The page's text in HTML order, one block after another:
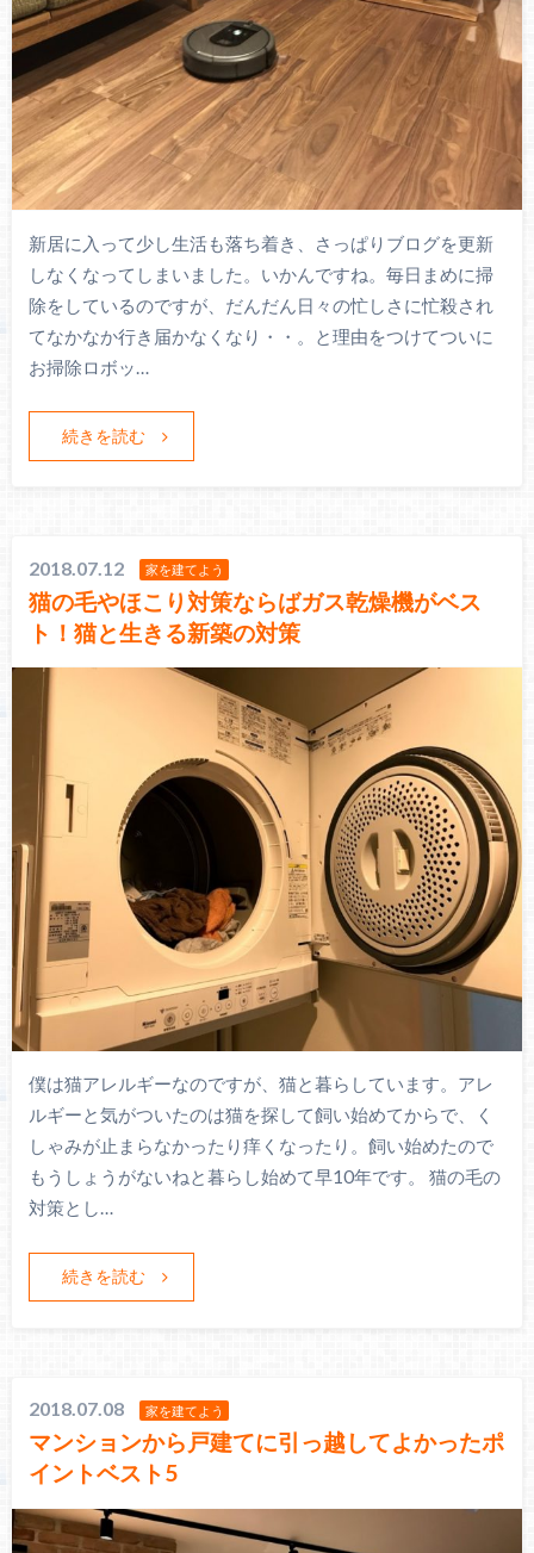
新居に入って少し生活も落ち着き、さっぱりブログを更新
しなくなってしまいました。いかんですね。毎日まめに掃
除をしているのですが、だんだん日々の忙しさに忙殺され
てなかなか行き届かなくなり・・。と理由をつけてついに
お掃除ロボッ…
続きを読む
2018.07.12 家を建てよう
猫の毛やほこり対策ならばガス乾燥機がベス
ト！猫と生きる新築の対策
僕は猫アレルギーなのですが、猫と暮らしています。アレ
ルギーと気がついたのは猫を探して飼い始めてからで、く
しゃみが止まらなかったり痒くなったり。飼い始めたので
もうしょうがないねと暮らし始めて早10年です。 猫の毛の
対策とし…
続きを読む
2018.07.08 家を建てよう
マンションから戸建てに引っ越してよかったポ
イントベスト5